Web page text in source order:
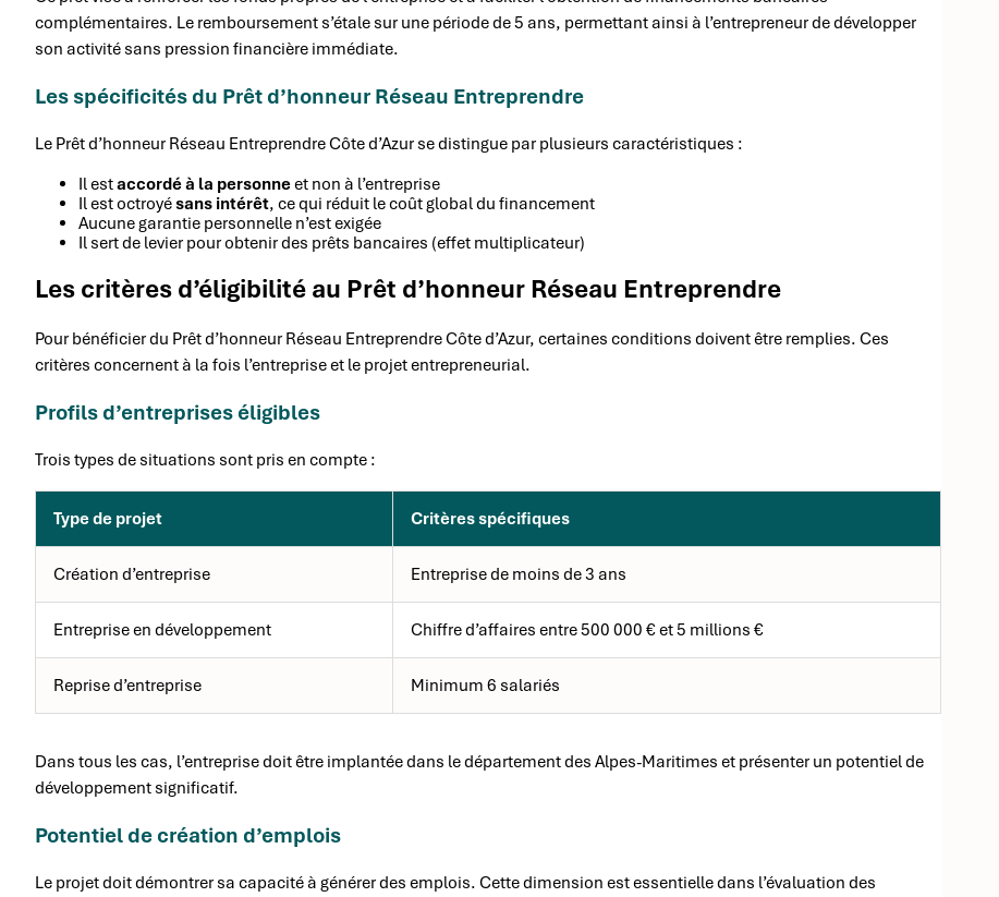
complémentaires. Le remboursement s’étale sur une période de 5 ans, permettant ainsi à l’entrepreneur de développer
son activité sans pression financière immédiate.
Les spécificités du Prêt d’honneur Réseau Entreprendre
Le Prêt d’honneur Réseau Entreprendre Côte d’Azur se distingue par plusieurs caractéristiques :
Il estaccordé à la personneet non à l’entreprise
Il est octroyésans intérêt, ce qui réduit le coût global du financement
Aucune garantie personnelle n’est exigée
Il sert de levier pour obtenir des prêts bancaires (effet multiplicateur)
Les critères d’éligibilité au Prêt d’honneur Réseau Entreprendre
Pour bénéficier du Prêt d’honneur Réseau Entreprendre Côte d’Azur, certaines conditions doivent être remplies. Ces
critères concernent à la fois l’entreprise et le projet entrepreneurial.
Profils d’entreprises éligibles
Trois types de situations sont pris en compte :
Type de projet Critères spécifiques
Création d’entreprise Entreprise de moins de 3 ans
Entreprise en développement Chiffre d’affaires entre 500 000 € et 5 millions €
Reprise d’entreprise Minimum 6 salariés
Dans tous les cas, l’entreprise doit être implantée dans le département des Alpes-Maritimes et présenter un potentiel de
développement significatif.
Potentiel de création d’emplois
Le projet doit démontrer sa capacité à générer des emplois. Cette dimension est essentielle dans l’évaluation des